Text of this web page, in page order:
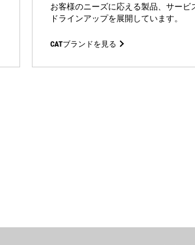
お客様のニーズに応える製品、サー
ドラインアップを展開しています。
CATブランドを見る